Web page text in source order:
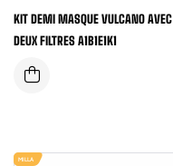
KIT DEMI MASQUE VULCANO AVEC
DEUX FILTRES A1B1E1K1
MILLA